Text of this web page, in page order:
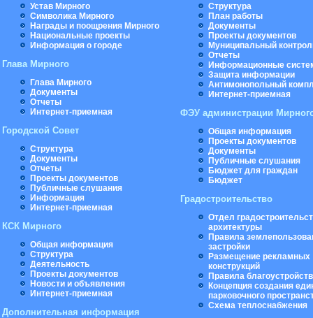
Устав Мирного
Символика Мирного
Награды и поощрения Мирного
Национальные проекты
Информация о городе
Глава Мирного
Глава Мирного
Документы
Отчеты
Интернет-приемная
Городской Совет
Структура
Документы
Отчеты
Проекты документов
Публичные слушания
Информация
Интернет-приемная
КСК Мирного
Общая информация
Структура
Деятельность
Проекты документов
Новости и объявления
Интернет-приемная
Дополнительная информация
Структура
План работы
Документы
Проекты документов
Муниципальный
Отчеты
Информационные
Защита информации
Антимонопольный
Интернет-приемная
ФЭУ администрации
Общая информация
Проекты документов
Документы
Публичные слушания
Бюджет для граждан
Бюджет
Градостроительство
Отдел
архитектуры
Правила
застройки
Размещение рекламных
конструкций
Правила
Концепция создания
парковочного
Схема теплоснабжения